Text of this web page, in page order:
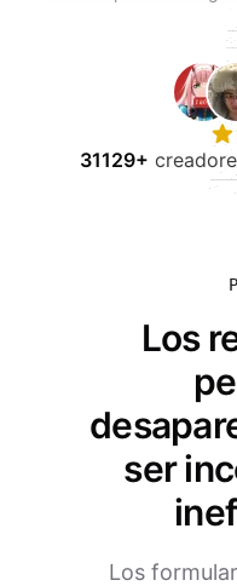
31129+
Los
ser
Los